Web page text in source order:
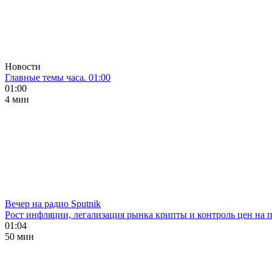
Новости
Главные темы часа. 01:00
01:00
4 мин
Вечер на радио Sputnik
Рост инфляции, легализация рынка крипты и контроль цен на
01:04
50 мин